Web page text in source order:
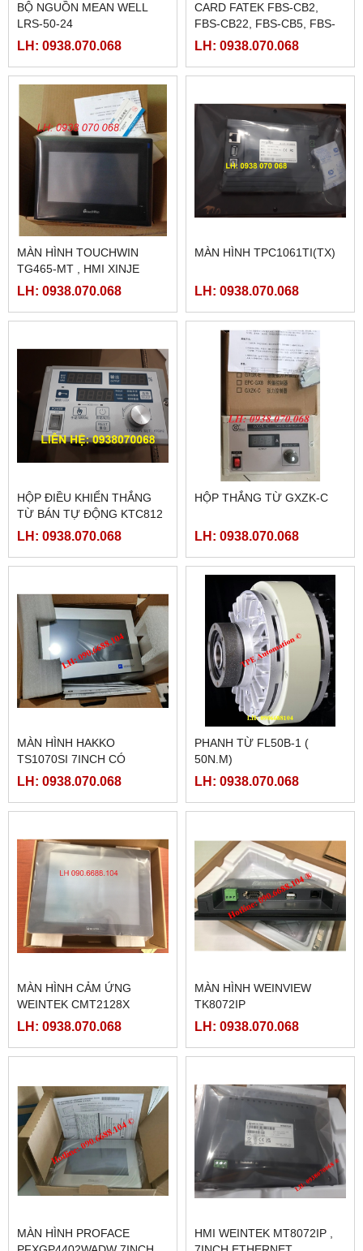
BỘ NGUỒN MEAN WELL
LRS-50-24
LH: 0938.070.068
CARD FATEK FBS-CB2,
FBS-CB22, FBS-CB5, FBS-
CB25, FBS-CB55
LH: 0938.070.068
MÀN HÌNH TOUCHWIN
TG465-MT , HMI XINJE
TG465-MT
LH: 0938.070.068
MÀN HÌNH TPC1061TI(TX)
LH: 0938.070.068
HỘP ĐIỀU KHIỂN THẮNG
TỪ BÁN TỰ ĐỘNG KTC812
LH: 0938.070.068
HỘP THẮNG TỪ GXZK-C
LH: 0938.070.068
MÀN HÌNH HAKKO
TS1070SI 7INCH CÓ
ETHERNET
LH: 0938.070.068
PHANH TỪ FL50B-1 (
50N.M)
LH: 0938.070.068
MÀN HÌNH CẢM ỨNG
WEINTEK CMT2128X
LH: 0938.070.068
MÀN HÌNH WEINVIEW
TK8072IP
LH: 0938.070.068
MÀN HÌNH PROFACE
HMI WEINTEK MT8072IP ,